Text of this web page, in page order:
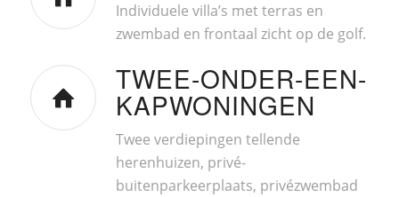
Individuele villa’s met terras en
zwembad en frontaal zicht op de golf.
TWEE-ONDER-EEN-
KAPWONINGEN
Twee verdiepingen tellende
herenhuizen, privé-
buitenparkeerplaats, privézwembad